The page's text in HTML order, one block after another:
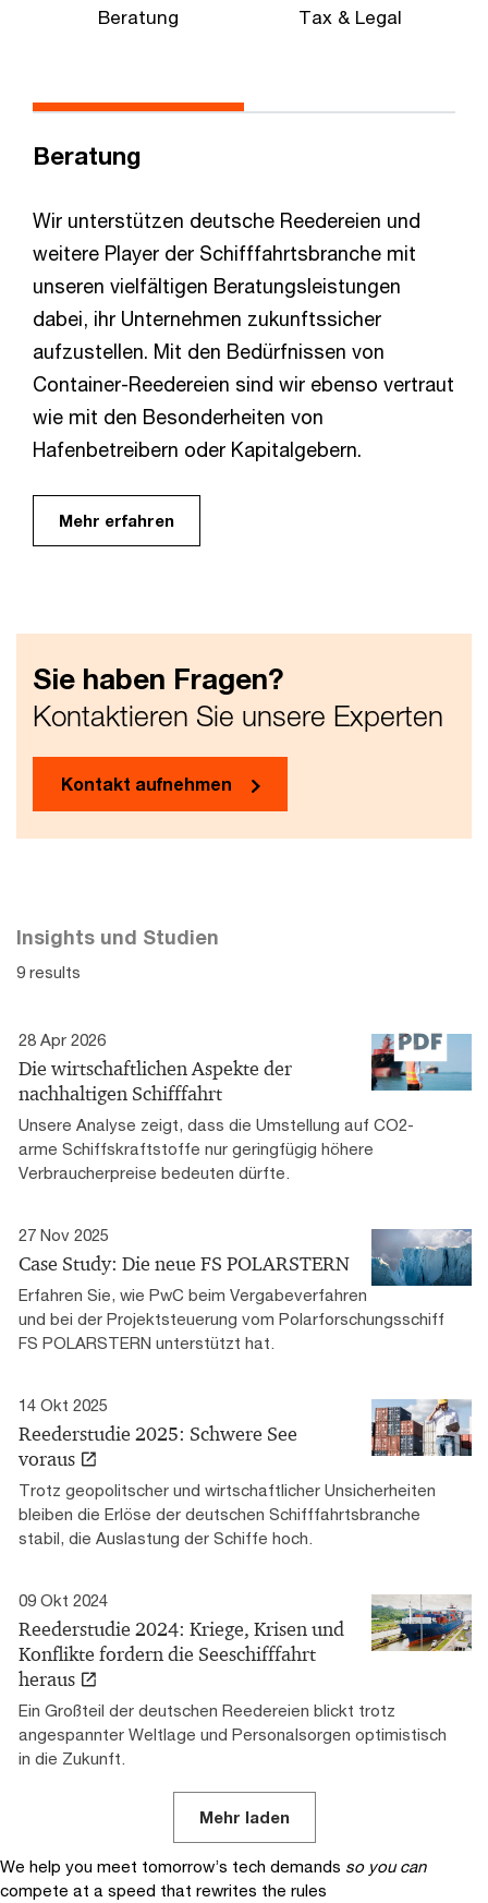
Beratung Tax & Legal
Beratung
Wir unterstützen deutsche Reedereien und
weitere Player der Schifffahrtsbranche mit
unseren vielfältigen Beratungsleistungen
dabei, ihr Unternehmen zukunftssicher
aufzustellen. Mit den Bedürfnissen von
Container-Reedereien sind wir ebenso vertraut
wie mit den Besonderheiten von
Hafenbetreibern oder Kapitalgebern.
Mehr erfahren
Sie haben Fragen?
Kontaktieren Sie unsere Experten
Kontakt aufnehmen
Insights und Studien
9 results
28 Apr 2026
Die wirtschaftlichen Aspekte der
nachhaltigen Schifffahrt
Unsere Analyse zeigt, dass die Umstellung auf CO2-
arme Schiffskraftstoffe nur geringfügig höhere
Verbraucherpreise bedeuten dürfte.
27 Nov 2025
Case Study: Die neue FS POLARSTERN
Erfahren Sie, wie PwC beim Vergabeverfahren
und bei der Projektsteuerung vom Polarforschungsschiff
FS POLARSTERN unterstützt hat.
14 Okt 2025
Reederstudie 2025: Schwere See
voraus
Trotz geopolitscher und wirtschaftlicher Unsicherheiten
bleiben die Erlöse der deutschen Schifffahrtsbranche
stabil, die Auslastung der Schiffe hoch.
09 Okt 2024
Reederstudie 2024: Kriege, Krisen und
Konflikte fordern die Seeschifffahrt
heraus
Ein Großteil der deutschen Reedereien blickt trotz
angespannter Weltlage und Personalsorgen optimistisch
in die Zukunft.
Mehr laden
We help you meet tomorrow’s tech demands so you can
compete at a speed that rewrites the rules